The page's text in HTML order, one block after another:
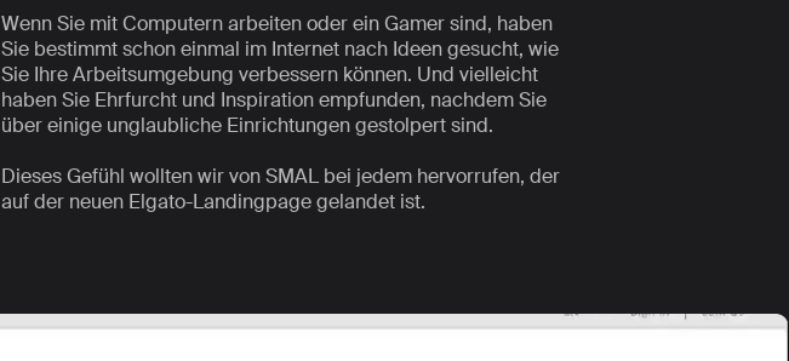
Wenn Sie mit Computern arbeiten oder ein Gamer sind, haben
Sie bestimmt schon einmal im Internet nach Ideen gesucht, wie
Sie Ihre Arbeitsumgebung verbessern können. Und vielleicht
haben Sie Ehrfurcht und Inspiration empfunden, nachdem Sie
über einige unglaubliche Einrichtungen gestolpert sind.
Dieses Gefühl wollten wir von SMAL bei jedem hervorrufen, der
auf der neuen Elgato-Landingpage gelandet ist.